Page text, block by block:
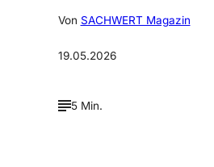
Von SACHWERT Magazin
19.05.2026
5 Min.